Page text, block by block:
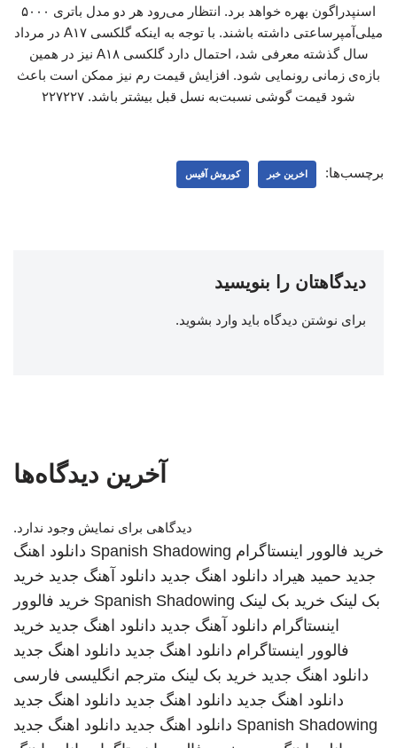
اسنپدراگون بهره خواهد برد. انتظار می‌رود هر دو مدل باتری ۵۰۰۰
میلی‌آمپرساعتی داشته باشند. با توجه به اینکه گلکسی A۱۷ در مرداد
سال گذشته معرفی شد، احتمال دارد گلکسی A۱۸ نیز در همین
بازه‌ی زمانی رونمایی شود. افزایش قیمت رم نیز ممکن است باعث
شود قیمت گوشی نسبت‌به نسل قبل بیشتر باشد. ۲۲۷۲۲۷
برچسب‌ها: اخرین خبر کوروش آفیس
دیدگاهتان را بنویسید
برای نوشتن دیدگاه باید وارد بشوید.
آخرین دیدگاه‌ها
دیدگاهی برای نمایش وجود ندارد.
خرید فالوور اینستاگرام Spanish Shadowing دانلود اهنگ
جدید حمید هیراد دانلود اهنگ جدید دانلود آهنگ جدید خرید
بک لینک خرید بک لینک Spanish Shadowing خرید فالوور
اینستاگرام دانلود آهنگ جدید دانلود اهنگ جدید خرید
فالوور اینستاگرام دانلود اهنگ جدید دانلود اهنگ جدید
دانلود اهنگ جدید خرید بک لینک مترجم انگلیسی فارسی
دانلود اهنگ جدید دانلود اهنگ جدید دانلود اهنگ جدید
Spanish Shadowing دانلود اهنگ جدید دانلود اهنگ جدید